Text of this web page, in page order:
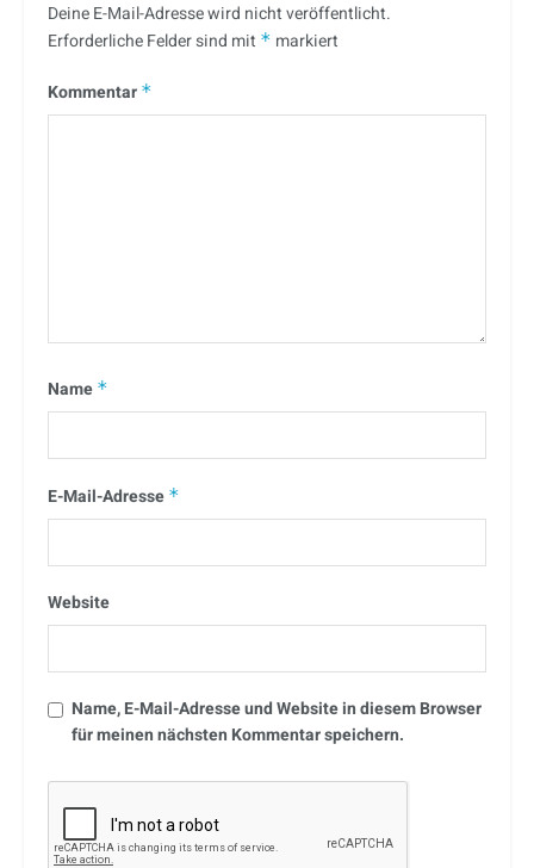
Deine E-Mail-Adresse wird nicht veröffentlicht.
Erforderliche Felder sind mit * markiert
Kommentar *
Name *
E-Mail-Adresse *
Website
Name, E-Mail-Adresse und Website in diesem Browser
für meinen nächsten Kommentar speichern.